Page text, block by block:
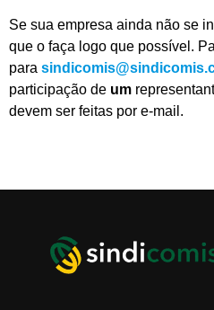
Se sua empresa ainda não se
que o faça logo que possível.
para
participação de um
devem ser feitas por e-mail.